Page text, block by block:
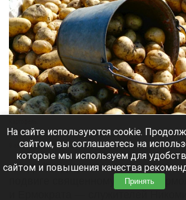
Олег Богданов, altapress.ru
8 августа 2026 в 08:35
Каждый год православная община
подвиге священномучеников
На сайте используются cookie.
сайтом, вы соглашаетесь на
которые мы используем для
сайтом и повышения качества
Принять